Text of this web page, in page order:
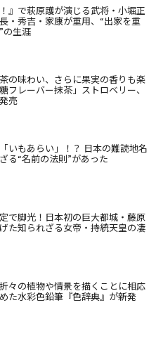
！』で萩原護が演じる武将・小堀正
・秀吉・家康が重用、“出家を重
の生涯
の味わい、さらに果実の香りも楽
フレーバー抹茶」ストロベリー、
売
「いもあらい」！？ 日本の難読地名
る“名前の法則”があった
で脚光！日本初の巨大都城・藤原
た知られざる女帝・持統天皇の凄
々の植物や情景を描くことに相応
た水彩色鉛筆『色辞典』が新発